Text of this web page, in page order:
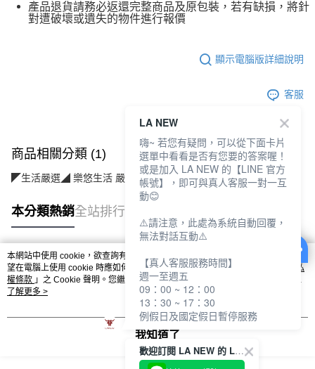
產品退貨請務必返還完整商品及原包裝，若有缺損，將針
對遭破壞或遺失的物件進行報價
顯示電腦版詳細說明
客服
商品相關分類 (1)
◤生活嚴選◢ 樂悠生活 嚴選好物 個人護理(美保/清潔/用品)
本分類熱銷全站排行
熱門標籤
本網站中使用 cookie，欲查詢有關本網站使用 cookie 方式之詳情，及若您不希
望在電腦上使用 cookie 時應如何變更電腦的 cookie 設定，請參閱本網站「
隱私
權條款 」之 Cookie 聲明。您繼續使用本網站即表示您同意本公司得按本網站使
用條款之 Cookie 聲明使用 cookie。
了解更多 >
我知道了
歡迎訂閱 LA NEW 的 LINE 官方帳號
LA NEW
嗨~ 若您有疑問，可以從下面卡片
選單中看看是否有您要的答案喔！
或是加入 LA NEW 的【LINE 官方
帳號】，即可與真人客服一對一互
動😊
⚠️請注意，此處為系統自動回覆，
無法對話互動⚠️
【真人客服服務時間】
週一至週五
09：00 ~ 12：00
13：30 ~ 17：30
例假日及國定假日暫停服務